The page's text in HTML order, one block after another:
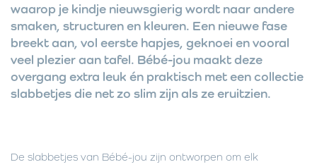
waarop je kindje nieuwsgierig wordt naar andere
smaken, structuren en kleuren. Een nieuwe fase
breekt aan, vol eerste hapjes, geknoei en vooral
veel plezier aan tafel. Bébé-jou maakt deze
overgang extra leuk én praktisch met een collectie
slabbetjes die net zo slim zijn als ze eruitzien.
De slabbetjes van Bébé-jou zijn ontworpen om elk